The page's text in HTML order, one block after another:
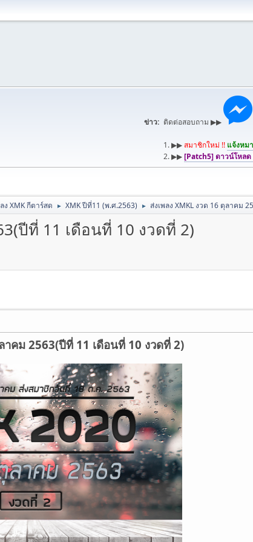
ข่าว: ติดต่อสอบถาม ▶▶
1. ▶▶สมาชิกใหม่ !! แจ้งหม
2. ▶▶[Patch5] ดาวน์โหลด
ง XMK กีตาร์สด ► XMK ปีที่11 (พ.ศ.2563) ► ส่งเพลง XMKL งวด 16 ตุลาคม
ปีที่ 11 เดือนที่ 10 งวดที่ 2)
าคม 2563(ปีที่ 11 เดือนที่ 10 งวดที่ 2)